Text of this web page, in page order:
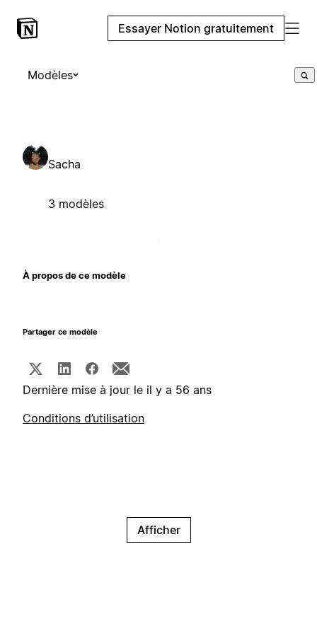
Essayer Notion gratuitement
Modèles
Sacha
3 modèles
À propos de ce modèle
Partager ce modèle
Dernière mise à jour le il y a 56 ans
Conditions d’utilisation
Afficher